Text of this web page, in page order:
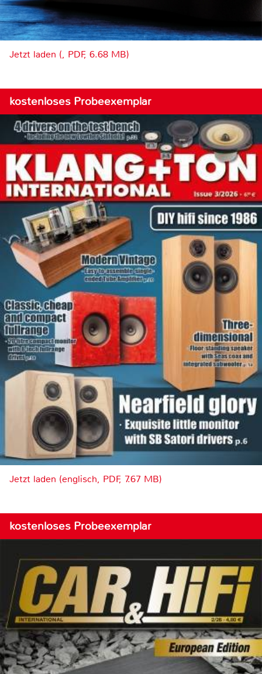
Jetzt laden (, PDF, 6.68 MB)
kostenloses Probeexemplar
Jetzt laden (englisch, PDF, 7.67 MB)
kostenloses Probeexemplar